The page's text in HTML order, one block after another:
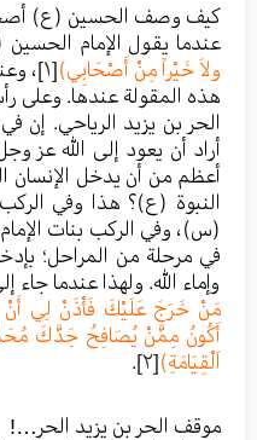
كيف وصف الحسين (ع)
عندما يقول الإمام
ولاَ خَيْراً مِنْ أَصْحَابِي)[١] ،
هذه المقولة عندها. وعلى
الحر بن يزيد الرياحي. إن
أراد أن يعود إلى الله عز
أعظم من أن يدخل الإنسان
النبوة (ع)؟ هذا وفي
(س)، وفي الركب بنات
في مرحلة من المراحل؛
وإماء الله. ولهذا عندما جاء
مَنْ خَرَجَ عَلَيْكَ فَأْذَنْ لِي أَنْ
أَكُونُ مِمَّنْ يُصَافِحُ جَدَّكَ
اَلْقِيَامَةِ)[٢] .
موقف الحر بن يزيد الحر…!